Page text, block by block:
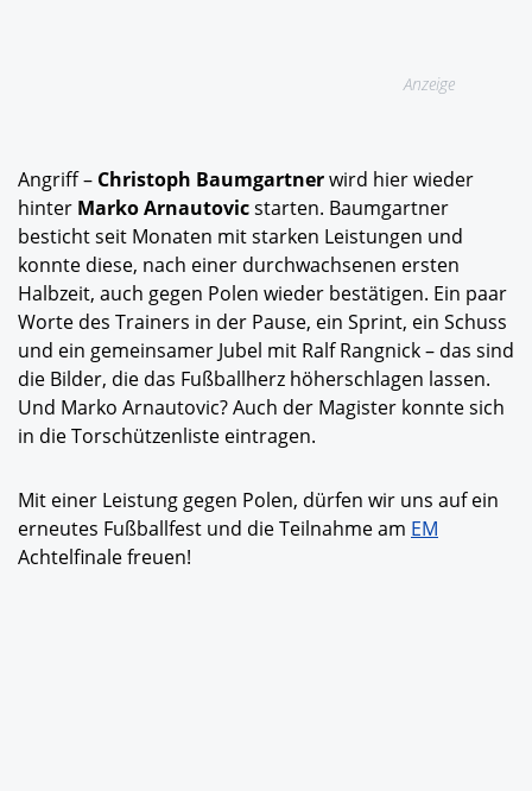
Anzeige
Angriff – Christoph Baumgartnerwird hier wieder
hinter Marko Arnautovicstarten. Baumgartner
besticht seit Monaten mit starken Leistungen und
konnte diese, nach einer durchwachsenen ersten
Halbzeit, auch gegen Polen wieder bestätigen. Ein paar
Worte des Trainers in der Pause, ein Sprint, ein Schuss
und ein gemeinsamer Jubel mit Ralf Rangnick – das sind
die Bilder, die das Fußballherz höherschlagen lassen.
Und Marko Arnautovic? Auch der Magister konnte sich
in die Torschützenliste eintragen.
Mit einer Leistung gegen Polen, dürfen wir uns auf ein
erneutes Fußballfest und die Teilnahme am EM
Achtelfinale freuen!